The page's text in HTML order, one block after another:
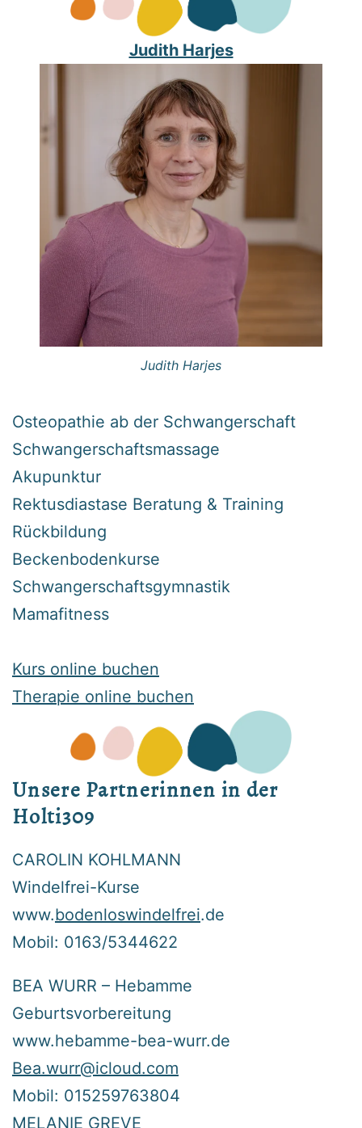
Judith Harjes
Judith Harjes
Osteopathie ab der Schwangerschaft
Schwangerschaftsmassage
Akupunktur
Rektusdiastase Beratung & Training
Rückbildung
Beckenbodenkurse
Schwangerschaftsgymnastik
Mamafitness
Kurs online buchen
Therapie online buchen
Unsere Partnerinnen in der
Holti309
CAROLIN KOHLMANN
Windelfrei-Kurse
www.bodenloswindelfrei.de
Mobil: 0163/5344622
BEA WURR – Hebamme
Geburtsvorbereitung
www.hebamme-bea-wurr.de
Bea.wurr@icloud.com
Mobil: 015259763804
MELANIE GREVE